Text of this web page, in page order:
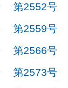
第2552号
第2559号
第2566号
第2573号